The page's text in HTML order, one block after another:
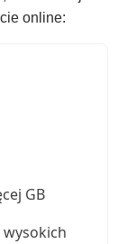
online:
GB
wysokich